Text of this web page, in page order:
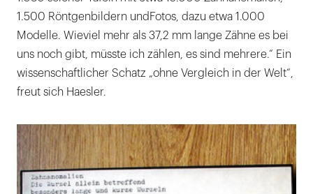
1.500 Röntgenbildern undFotos, dazu etwa 1.000
Modelle. Wieviel mehr als 37,2 mm lange Zähne es bei
uns noch gibt, müsste ich zählen, es sind mehrere.“ Ein
wissenschaftlicher Schatz „ohne Vergleich in der Welt“,
freut sich Haesler.